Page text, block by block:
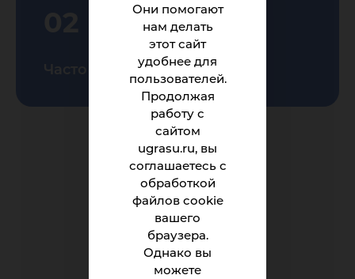
Они помогают
нам делать
этот сайт
удобнее для
пользователей.
Продолжая
работу с
сайтом
ugrasu.ru, вы
соглашаетесь с
обработкой
файлов cookie
вашего
браузера.
Однако вы
можете
Часто задаваемые вопросы